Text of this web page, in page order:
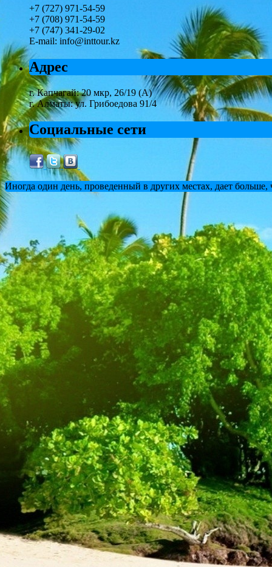
+7 (727) 971-54-59
+7 (708) 971-54-59
+7 (747) 341-29-02
E-mail: info@inttour.kz
Адрес
г. Капчагай: 20 мкр, 26/19 (А)
г. Алматы: ул. Грибоедова 91/4
Социальные сети
Иногда один день, проведенный в других местах, дает